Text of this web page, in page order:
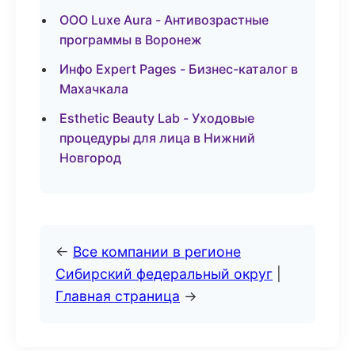
ООО Luxe Aura - Антивозрастные
программы в Воронеж
Инфо Expert Pages - Бизнес-каталог в
Махачкала
Esthetic Beauty Lab - Уходовые
процедуры для лица в Нижний
Новгород
← Все компании в регионе
Сибирский федеральный округ
Главная страница →